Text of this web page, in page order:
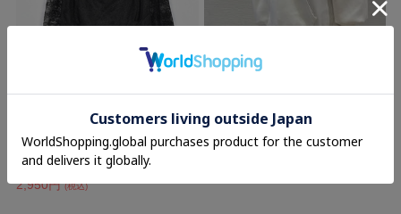
レースオフショルトップス
2,950円 (税込)
5,900円(税込) 50%OFF
evelyn
レースリボンビッグパーカー